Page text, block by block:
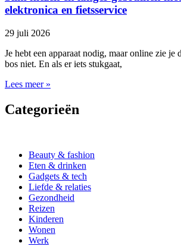
elektronica en fietsservice
29 juli 2026
Je hebt een apparaat nodig, maar online zie je
bos niet. En als er iets stukgaat,
Lees meer »
Categorieën
Beauty & fashion
Eten & drinken
Gadgets & tech
Liefde & relaties
Gezondheid
Reizen
Kinderen
Wonen
Werk